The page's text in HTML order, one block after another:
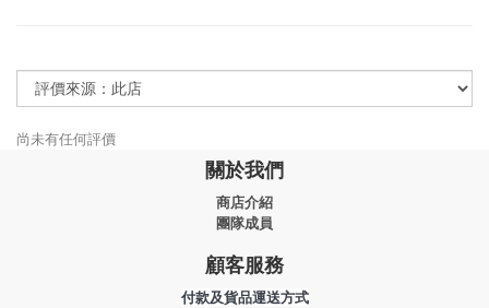
尚未有任何評價
關於我們
商店介紹
團隊成員
顧客服務
付款及貨品運送方式